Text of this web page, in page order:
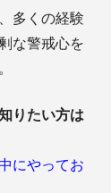
多くの経験
な警戒心を
りたい方は
にやってお